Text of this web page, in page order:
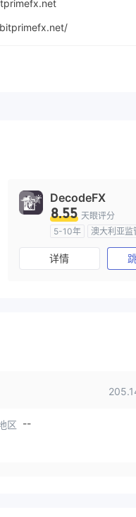
DecodeFX
8.55 天眼评分
5-10年
澳大利亚监
全牌照 (MM)
主标
详情
区 --